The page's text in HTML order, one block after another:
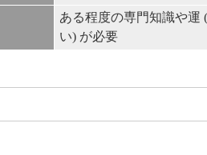
ある程度の専門知識や運
い) が必要